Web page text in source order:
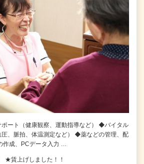
ート（健康観察、運動指導など） ◆バイタル
圧、脈拍、体温測定など） ◆薬などの管理、配
作成、PCデータ入力 …
★賃上げしました！！